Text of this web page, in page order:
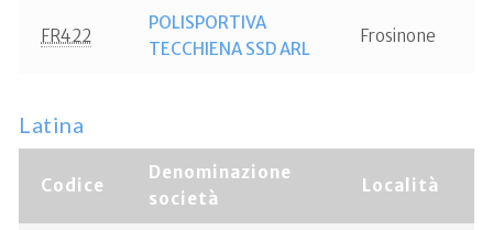
FR422
POLISPORTIVA
TECCHIENA SSD ARL
Frosinone
Latina
Codice
Denominazione
società
Località